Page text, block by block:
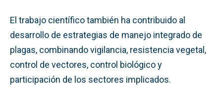
El trabajo científico también ha contribuido al
desarrollo de estrategias de manejo integrado de
plagas, combinando vigilancia, resistencia vegetal,
control de vectores, control biológico y
participación de los sectores implicados.